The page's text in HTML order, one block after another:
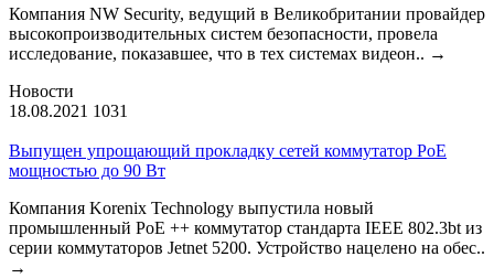
Компания NW Security, ведущий в Великобритании провайдер
высокопроизводительных систем безопасности, провела
исследование, показавшее, что в тех системах видеон.. →
Новости
18.08.2021 1031
Выпущен упрощающий прокладку сетей коммутатор PoE
мощностью до 90 Вт
Компания Korenix Technology выпустила новый
промышленный PoE ++ коммутатор стандарта IEEE 802.3bt из
серии коммутаторов Jetnet 5200. Устройство нацелено на обес..
→